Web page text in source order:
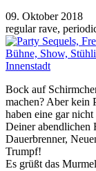
09. Oktober 2018
regular rave,
Bock auf
machen? Aber kein
haben eine gar
Deiner abendlichen
Dauerbrenner,
Trumpf!
Es grüßt das